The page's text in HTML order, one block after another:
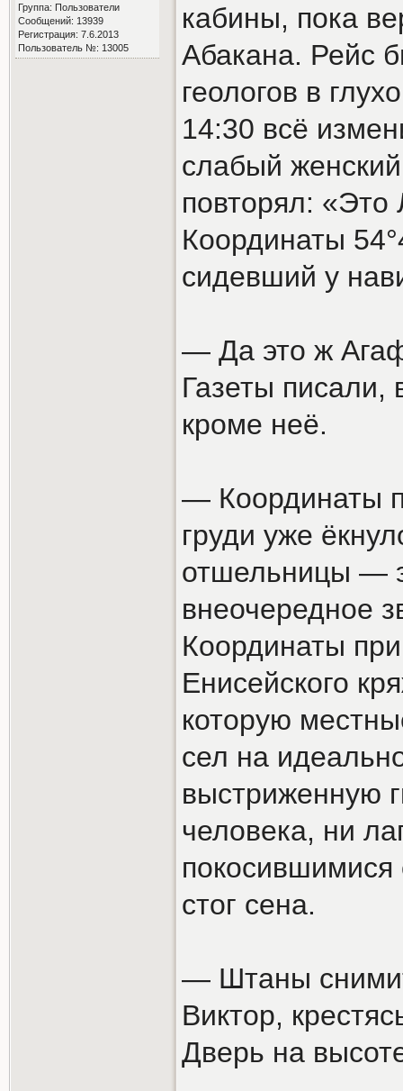
Группа: Пользователи
Сообщений: 13939
Регистрация: 7.6.2013
Пользователь №: 13005
кабины, пока
Абакана. Рейс
геологов в
14:30 всё
слабый
повторял:
Координаты
сидевший у
— Да это ж
Газеты писали,
кроме неё.
— Координаты
груди уже
отшельницы —
внеочередное
Координаты
Енисейского
которую
сел на
выстриженную
человека, ни
стог сена.
— Штаны
Виктор,
Дверь на